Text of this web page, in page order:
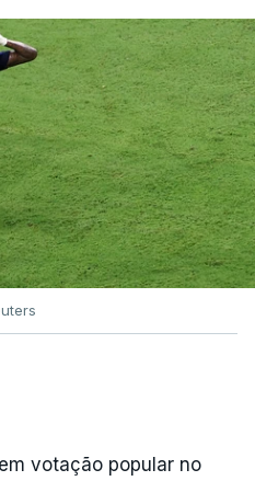
votação popular no